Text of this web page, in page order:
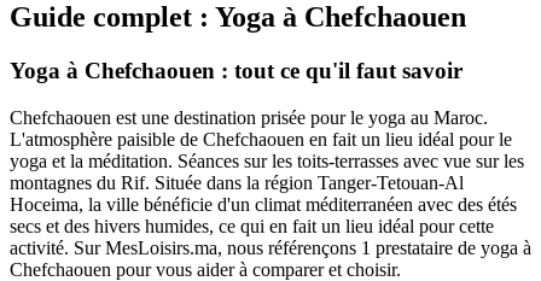
Guide complet : Yoga à Chefchaouen
Yoga à Chefchaouen : tout ce qu'il faut savoir
Chefchaouen est une destination prisée pour le yoga au Maroc.
L'atmosphère paisible de Chefchaouen en fait un lieu idéal pour le
yoga et la méditation. Séances sur les toits-terrasses avec vue sur les
montagnes du Rif. Située dans la région Tanger-Tetouan-Al
Hoceima, la ville bénéficie d'un climat méditerranéen avec des étés
secs et des hivers humides, ce qui en fait un lieu idéal pour cette
activité. Sur MesLoisirs.ma, nous référençons 1 prestataire de yoga à
Chefchaouen pour vous aider à comparer et choisir.